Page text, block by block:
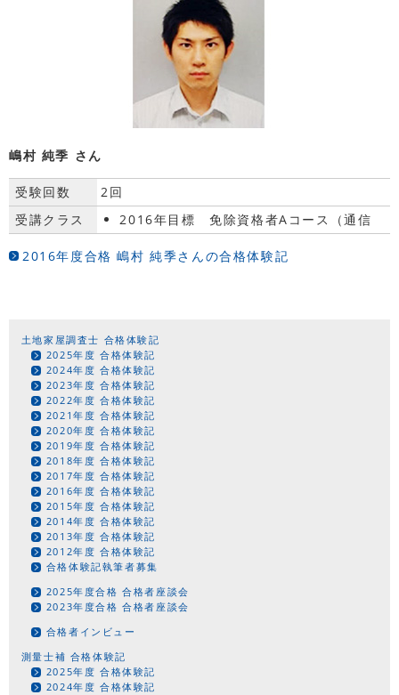
嶋村 純季 さん
受験回数
2回
受講クラス
2016年目標 免除資格者Aコース（通信
2016年度合格 嶋村 純季さんの合格体験記
土地家屋調査士 合格体験記
2025年度 合格体験記
2024年度 合格体験記
2023年度 合格体験記
2022年度 合格体験記
2021年度 合格体験記
2020年度 合格体験記
2019年度 合格体験記
2018年度 合格体験記
2017年度 合格体験記
2016年度 合格体験記
2015年度 合格体験記
2014年度 合格体験記
2013年度 合格体験記
2012年度 合格体験記
合格体験記執筆者募集
2025年度合格 合格者座談会
2023年度合格 合格者座談会
合格者インビュー
測量士補 合格体験記
2025年度 合格体験記
2024年度 合格体験記